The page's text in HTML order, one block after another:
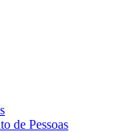
de Pessoas